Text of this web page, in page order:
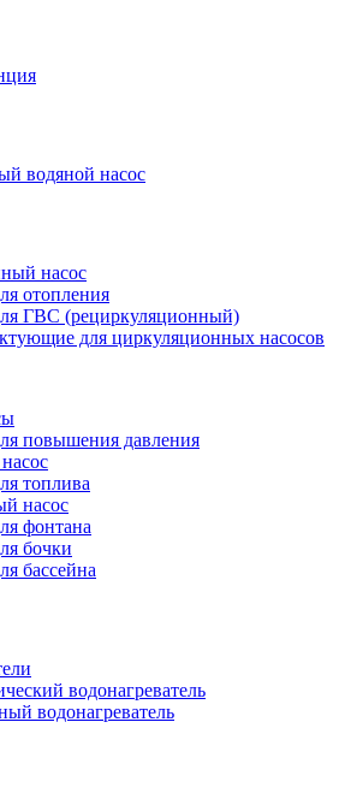
водяной насос
насос
отопления
ГВС (рециркуляционный)
для циркуляционных насосов
повышения давления
топлива
насос
фонтана
бочки
бассейна
водонагреватель
водонагреватель